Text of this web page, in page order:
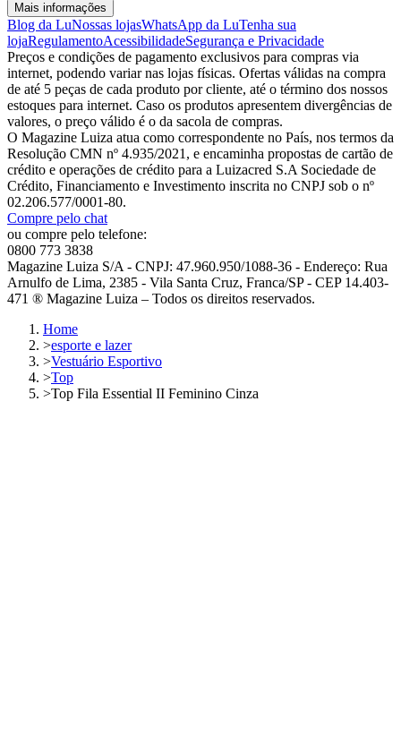
Mais informações
Blog da LuNossas lojasWhatsApp da LuTenha sua
lojaRegulamentoAcessibilidadeSegurança e Privacidade
Preços e condições de pagamento exclusivos para compras via
internet, podendo variar nas lojas físicas. Ofertas válidas na compra
de até 5 peças de cada produto por cliente, até o término dos nossos
estoques para internet. Caso os produtos apresentem divergências de
valores, o preço válido é o da sacola de compras.
O Magazine Luiza atua como correspondente no País, nos termos da
Resolução CMN nº 4.935/2021, e encaminha propostas de cartão de
crédito e operações de crédito para a Luizacred S.A Sociedade de
Crédito, Financiamento e Investimento inscrita no CNPJ sob o nº
02.206.577/0001-80.
Compre pelo chat
ou compre pelo telefone:
0800 773 3838
Magazine Luiza S/A - CNPJ: 47.960.950/1088-36 - Endereço: Rua
Arnulfo de Lima, 2385 - Vila Santa Cruz, Franca/SP - CEP 14.403-
471 ® Magazine Luiza – Todos os direitos reservados.
Home
>esporte e lazer
>Vestuário Esportivo
>Top
>Top Fila Essential II Feminino Cinza